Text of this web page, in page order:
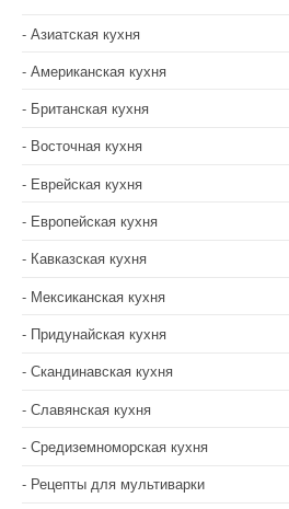
Азиатская кухня
Американская кухня
Британская кухня
Восточная кухня
Еврейская кухня
Европейская кухня
Кавказская кухня
Мексиканская кухня
Придунайская кухня
Скандинавская кухня
Славянская кухня
Средиземноморская кухня
Рецепты для мультиварки